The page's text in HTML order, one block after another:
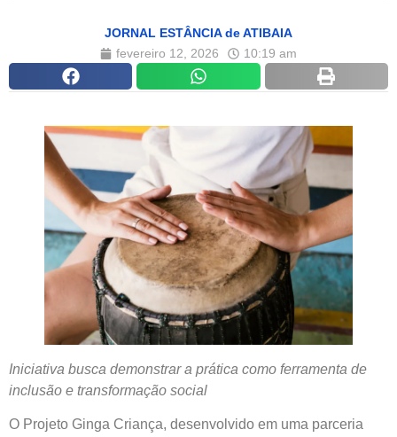
JORNAL ESTÂNCIA de ATIBAIA
fevereiro 12, 2026
10:19 am
Iniciativa busca demonstrar a prática como ferramenta de
inclusão e transformação social
O Projeto Ginga Criança, desenvolvido em uma parceria